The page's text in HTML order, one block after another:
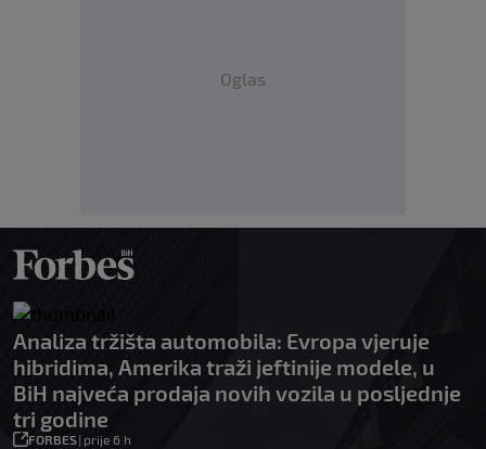
Oglas
Analiza tržišta automobila: Evropa vjeruje
hibridima, Amerika traži jeftinije modele, u
BiH najveća prodaja novih vozila u posljednje
tri godine
FORBES| prije 6 h